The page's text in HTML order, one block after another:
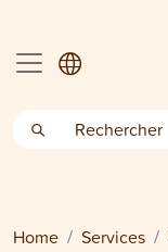
Home Services